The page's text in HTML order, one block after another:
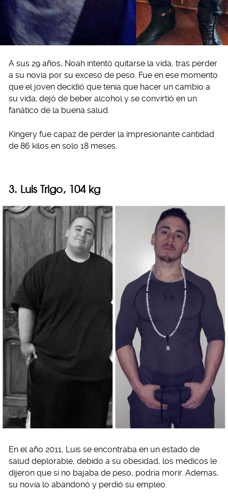
A sus 29 años, Noah intentó quitarse la vida, tras perder
a su novia por su exceso de peso. Fue en ese momento
que el joven decidió que tenía que hacer un cambio a
su vida; dejó de beber alcohol y se convirtió en un
fanático de la buena salud.
Kingery fue capaz de perder la impresionante cantidad
de 86 kilos en solo 18 meses.
3. Luis Trigo, 104 kg
En el año 2011, Luis se encontraba en un estado de
salud deplorable, debido a su obesidad, los médicos le
dijeron que si no bajaba de peso, podría morir. Ademas,
su novia lo abandonó y perdió su empleo.